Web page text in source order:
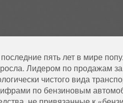
пять лет в мире
Лидером по продажам за
чистого вида
по бензиновым